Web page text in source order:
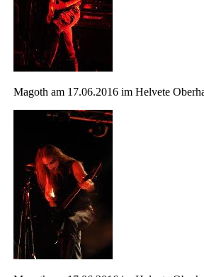
Magoth am 17.06.2016 im Helvete